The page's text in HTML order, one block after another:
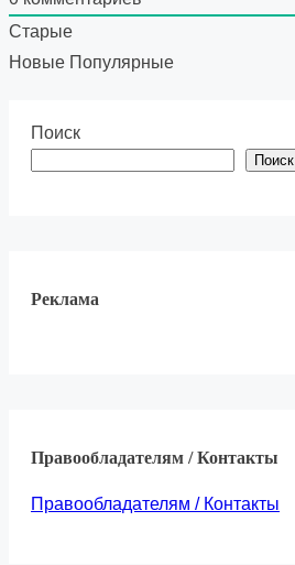
Старые
Новые Популярные
Поиск
Поиск
Реклама
Правообладателям / Контакты
Правообладателям / Контакты